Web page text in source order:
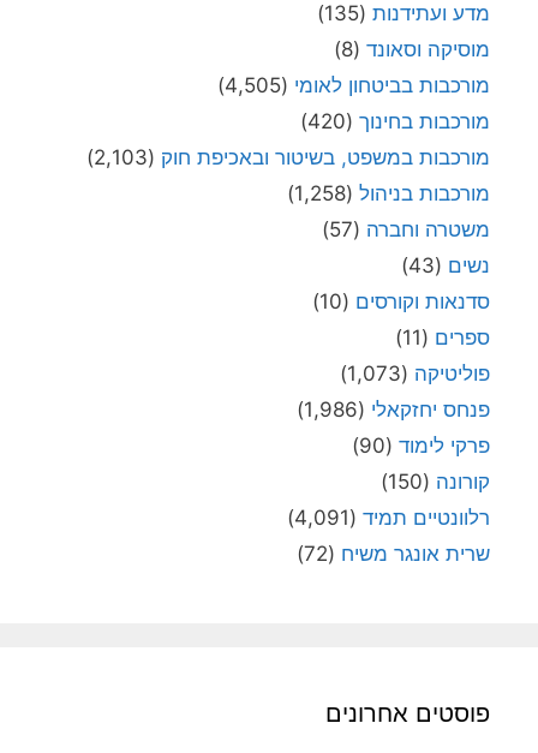
מדע ועתידנות (135)
מוסיקה וסאונד (8)
מורכבות בביטחון לאומי (4,505)
מורכבות בחינוך (420)
מורכבות במשפט, בשיטור ובאכיפת חוק (2,103)
מורכבות בניהול (1,258)
משטרה וחברה (57)
נשים (43)
סדנאות וקורסים (10)
ספרים (11)
פוליטיקה (1,073)
פנחס יחזקאלי (1,986)
פרקי לימוד (90)
קורונה (150)
רלוונטיים תמיד (4,091)
שרית אונגר משיח (72)
פוסטים אחרונים